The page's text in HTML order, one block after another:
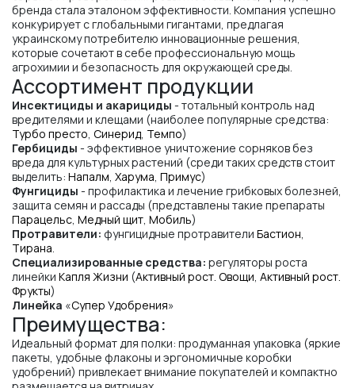
бренда стала эталоном эффективности. Компания успешно
конкурирует с глобальными гигантами, предлагая
украинскому потребителю инновационные решения,
которые сочетают в себе профессиональную мощь
агрохимии и безопасность для окружающей среды.
Ассортимент продукции
Инсектициды и акарициды - тотальный контроль над
вредителями и клещами (наиболее популярные средства:
Турбо престо, Синерид, Темпо)
Гербициды - эффективное уничтожение сорняков без
вреда для культурных растений (среди таких средств стоит
выделить: Напалм, Харума, Примус)
Фунгициды - профилактика и лечение грибковых болезней,
защита семян и рассады (представлены такие препараты
Парацельс, Медный щит, Мобиль)
Протравители: фунгицидные протравители Бастион,
Тирана.
Специализированные средства: регуляторы роста
линейки Капля Жизни (Активный рост. Овощи, Активный рост.
Фрукты)
Линейка «Супер Удобрения»
Преимущества:
Идеальный формат для полки: продуманная упаковка (яркие
пакеты, удобные флаконы и эргономичные коробки
удобрений) привлекает внимание покупателей и компактно